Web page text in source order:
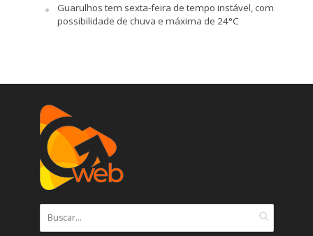
Guarulhos tem sexta-feira de tempo instável, com
possibilidade de chuva e máxima de 24°C